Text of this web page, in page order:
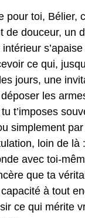
pour toi, Bélier,
de douceur, un
ce qui,
jours, une
les
t’imposes
simplement
loin de là
avec toi-
que ta
à tout
ce qui mérite